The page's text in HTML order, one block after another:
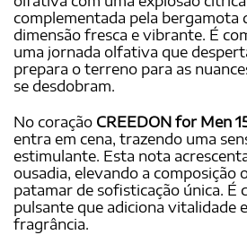
complementada pela bergamota
dimensão fresca e vibrante. É
uma jornada olfativa que
prepara o terreno para as
se desdobram.
No coração CREEDON for Men
entra em cena, trazendo uma
estimulante. Esta nota
ousadia, elevando a composição
patamar de sofisticação única. É
pulsante que adiciona vitalidade
fragrância.